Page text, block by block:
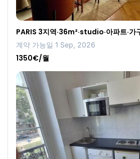
PARIS 3지역·36m²·studio·아파트·가
계약 가능일 1 Sep, 2026
1350€/월